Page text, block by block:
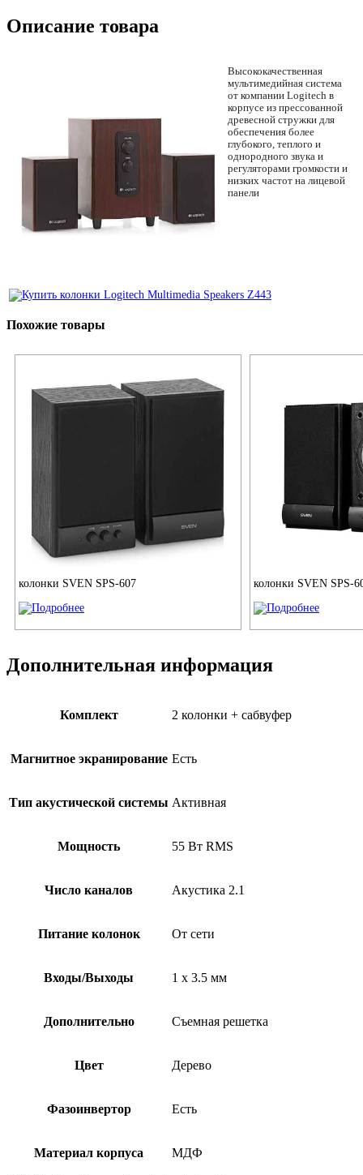
Описание товара
Высококачественная
мультимедийная система
от компании Logitech в
корпусе из прессованной
древесной стружки для
обеспечения более
глубокого, теплого и
однородного звука и
регуляторами громкости и
низких частот на лицевой
панели
Похожие товары
колонки SVEN SPS-607 колонки SVEN SPS-
Дополнительная информация
Комплект 2 колонки + сабвуфер
Магнитное экранирование Есть
Тип акустической системы Активная
Мощность 55 Вт RMS
Число каналов Акустика 2.1
Питание колонок От сети
Входы/Выходы 1 х 3.5 мм
Дополнительно Съемная решетка
Цвет Дерево
Фазоинвертор Есть
Материал корпуса МДФ